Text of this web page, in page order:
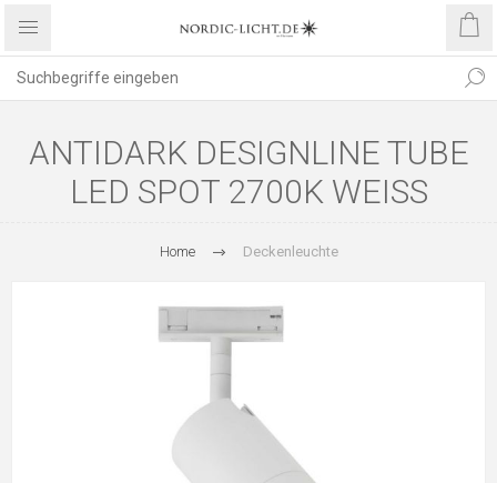
ANTIDARK DESIGNLINE TUBE
LED SPOT 2700K WEISS
Home Deckenleuchte